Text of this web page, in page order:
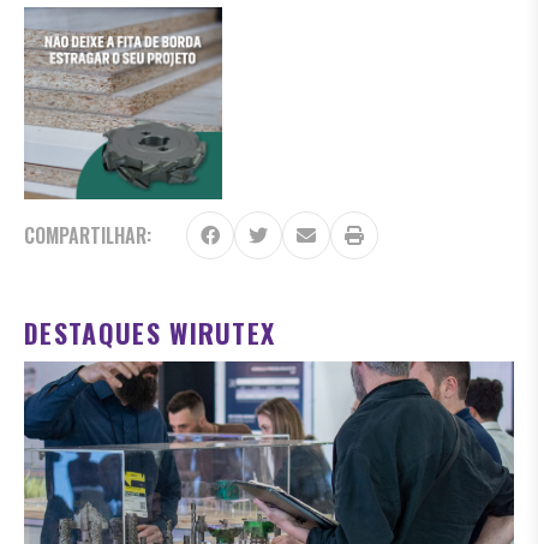
COMPARTILHAR:
DESTAQUES WIRUTEX